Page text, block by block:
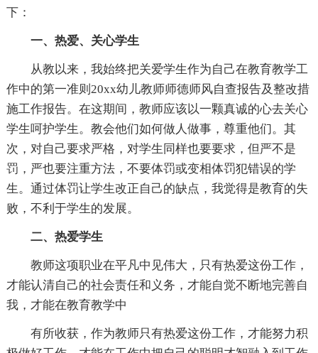
下：
一、热爱、关心学生
从教以来，我始终把关爱学生作为自己在教育教学工
作中的第一准则20xx幼儿教师师德师风自查报告及整改措
施工作报告。在这期间，教师应该以一颗真诚的心去关心
学生呵护学生。教会他们如何做人做事，尊重他们。其
次，对自己要求严格，对学生同样也要要求，但严不是
罚，严也要注重方法，不要体罚或变相体罚犯错误的学
生。通过体罚让学生改正自己的缺点，我觉得是教育的失
败，不利于学生的发展。
二、热爱学生
教师这项职业在平凡中见伟大，只有热爱这份工作，
才能认清自己的社会责任和义务，才能自觉不断地完善自
我，才能在教育教学中
有所收获，作为教师只有热爱这份工作，才能努力积